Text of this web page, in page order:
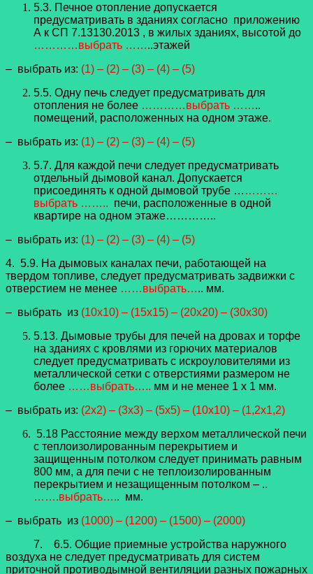
5.3. Печное отопление допускается
предусматривать в зданиях согласно приложению
А к СП 7.13130.2013 , в жилых зданиях, высотой до
…………выбрать ……..этажей
– выбрать из: (1) – (2) – (3) – (4) – (5)
5.5. Одну печь следует предусматривать для
отопления не более …………выбрать ……..
помещений, расположенных на одном этаже.
– выбрать из: (1) – (2) – (3) – (4) – (5)
5.7. Для каждой печи следует предусматривать
отдельный дымовой канал. Допускается
присоединять к одной дымовой трубе … ………
выбрать …….. печи, расположенные в одной
квартире на одном этаже…………..
– выбрать из: (1) – (2) – (3) – (4) – (5)
4. 5.9. На дымовых каналах печи, работающей на
твердом топливе, следует предусматривать задвижки с
отверстием не менее ……выбрать….. мм.
– выбрать из (10х10) – (15х15) – (20х20) – (30х30)
5.13. Дымовые трубы для печей на дровах и торфе
на зданиях с кровлями из горючих материалов
следует предусматривать с искроуловителями из
металлической сетки с отверстиями размером не
более ……выбрать….. мм и не менее 1 x 1 мм.
– выбрать из: (2х2) – (3х3) – (5х5) – (10х10) – (1,2х1,2)
5.18 Расстояние между верхом металлической печи
с теплоизолированным перекрытием и
защищенным потолком следует принимать равным
800 мм, а для печи с не теплоизолированным
перекрытием и незащищенным потолком – ..
…….выбрать….. мм.
– выбрать из (1000) – (1200) – (1500) – (2000)
7. 6.5. Общие приемные устройства наружного
воздуха не следует предусматривать для систем
приточной противодымной вентиляции разных пожарных